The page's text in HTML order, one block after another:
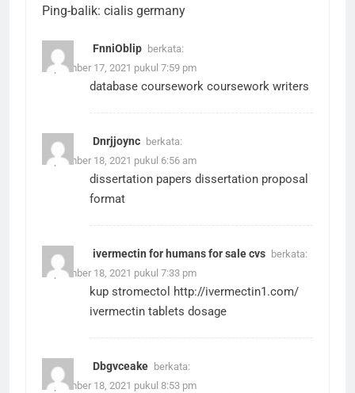
Ping-balik: cialis germany
FnniOblip berkata:
September 17, 2021 pukul 7:59 pm
database coursework coursework writers
Dnrjjoync berkata:
September 18, 2021 pukul 6:56 am
dissertation papers dissertation proposal
format
ivermectin for humans for sale cvs berkata:
September 18, 2021 pukul 7:33 pm
kup stromectol
http://ivermectin1.com/
ivermectin tablets dosage
Dbgvceake berkata:
September 18, 2021 pukul 8:53 pm